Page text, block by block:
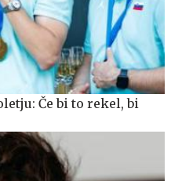
Če bi to rekel, bi